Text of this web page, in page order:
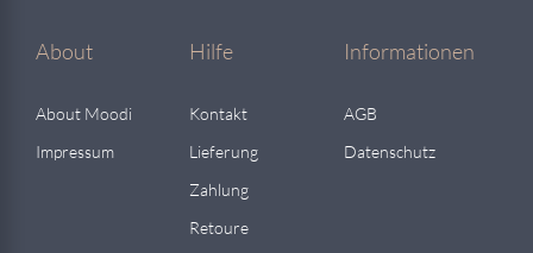
About
About Moodi
Impressum
Hilfe
Kontakt
Lieferung
Zahlung
Retoure
Informationen
AGB
Datenschutz